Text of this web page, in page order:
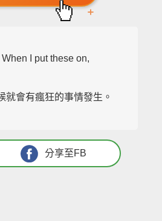
When I put these on,
就會有瘋狂的事情發生。
分享至FB